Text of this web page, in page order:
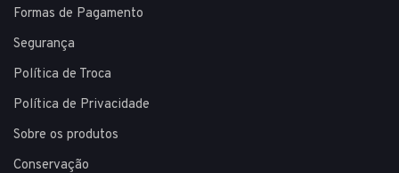
Formas de Pagamento
Segurança
Política de Troca
Política de Privacidade
Sobre os produtos
Conservação